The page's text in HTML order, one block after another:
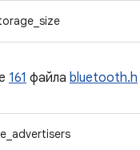
161 файла bluetooth.h